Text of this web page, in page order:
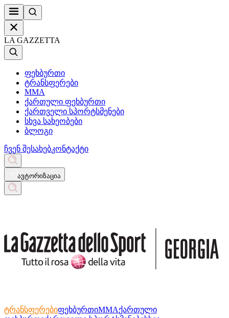
LA GAZZETTA
ფეხბურთი
ტრანსფერები
MMA
ქართული ფეხბურთი
ქართველი სპორტსმენები
სხვა სახეობები
ბლოგი
ჩვენ შესახებკონტაქტი
ავტორიზაცია
ტრანსფერებიფეხბურთიMMAქართული